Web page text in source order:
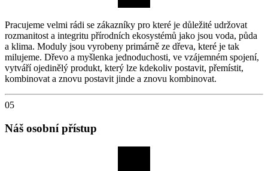
Pracujeme velmi rádi se zákazníky pro které je důležité udržovat
rozmanitost a integritu přírodních ekosystémů jako jsou voda, půda
a klima. Moduly jsou vyrobeny primárně ze dřeva, které je tak
milujeme. Dřevo a myšlenka jednoduchosti, ve vzájemném spojení,
vytváří ojedinělý produkt, který lze kdekoliv postavit, přemístit,
kombinovat a znovu postavit jinde a znovu kombinovat.
05
Náš osobní přístup